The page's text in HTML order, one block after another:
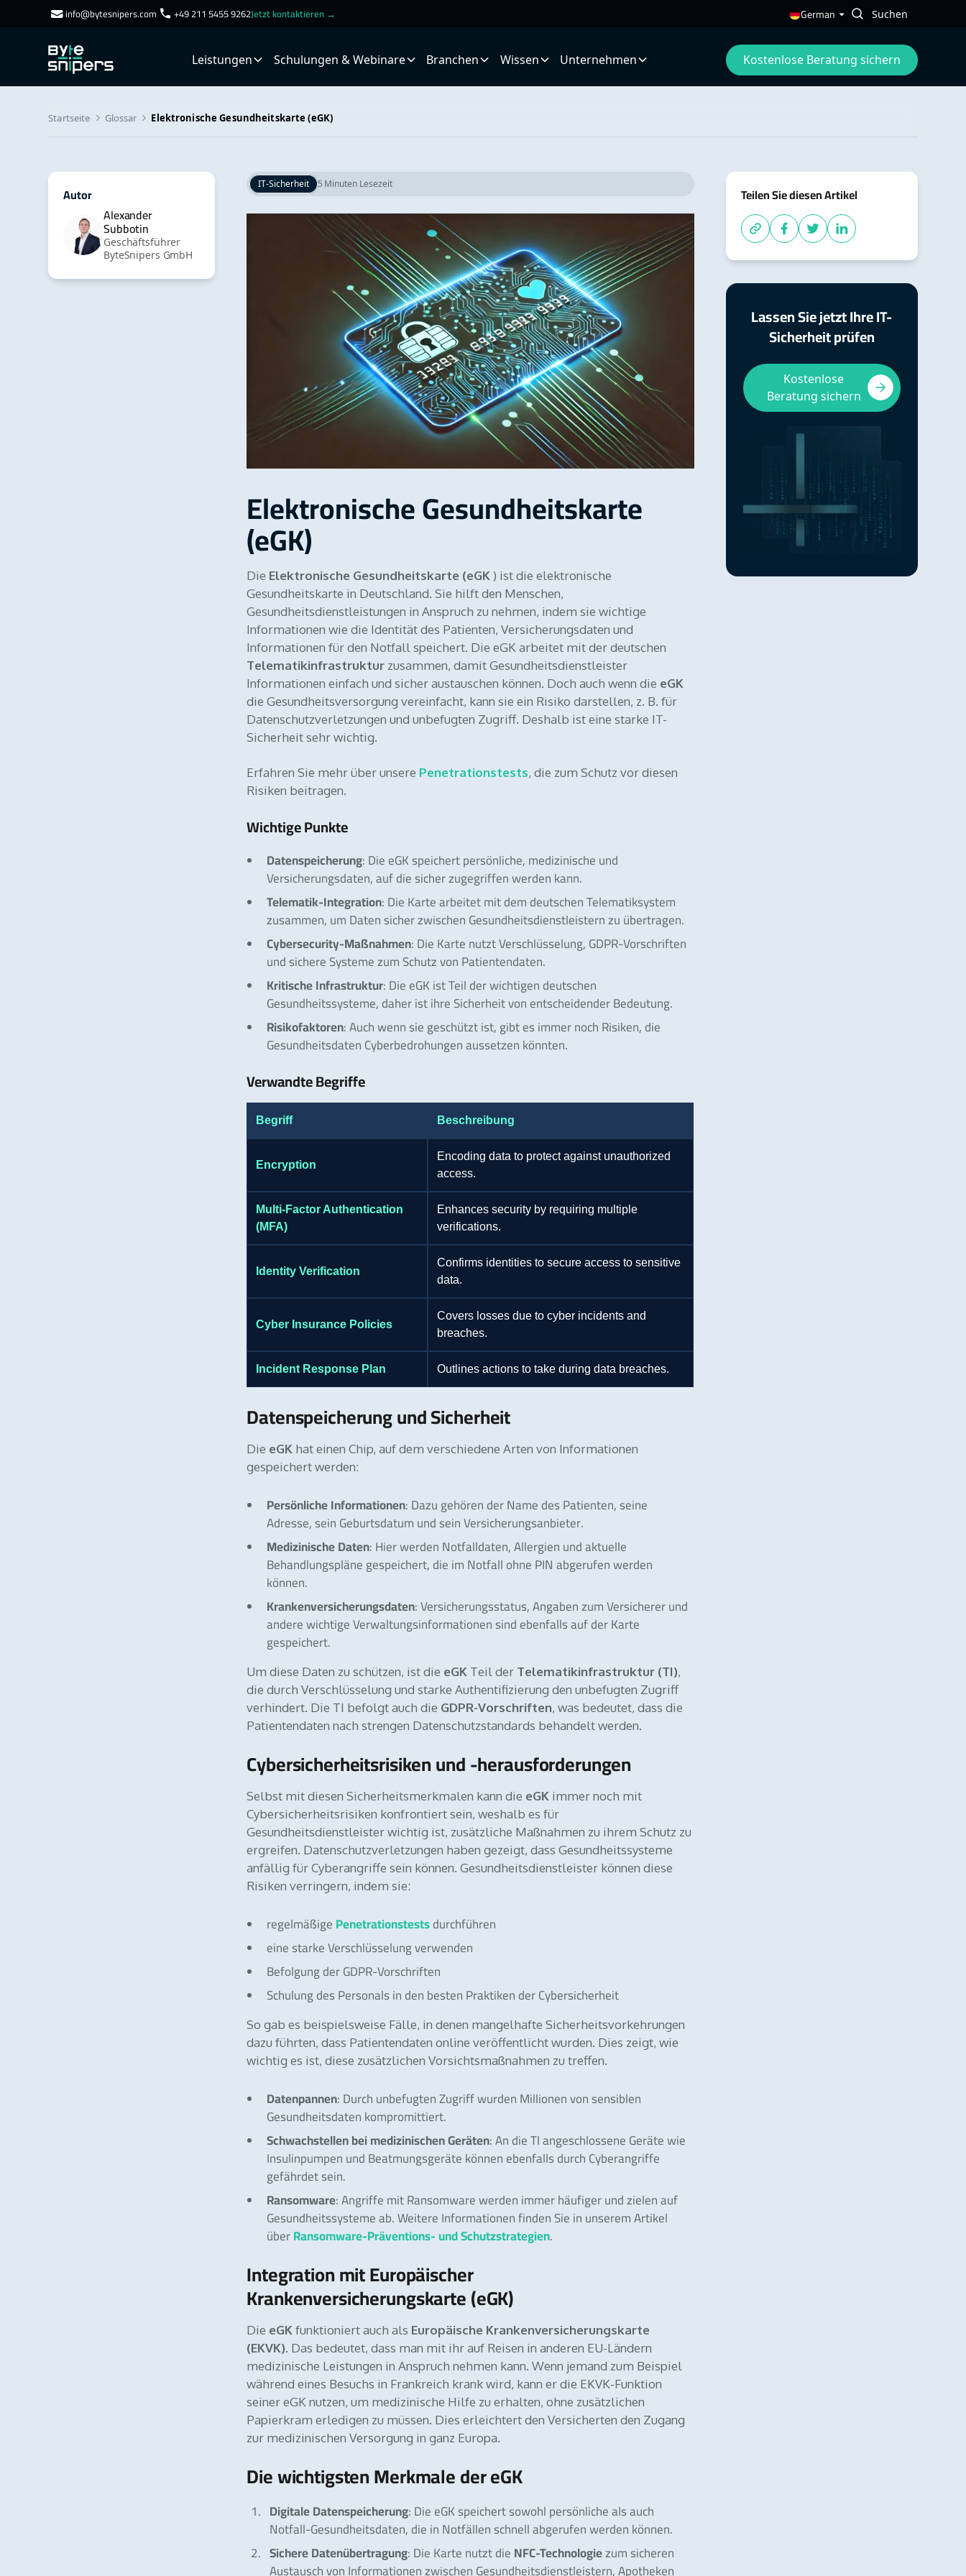
info@bytesnipers.com +49 211 5455 9262Jetzt kontaktieren → German
Leistungen Schulungen & Webinare Branchen Wissen Unternehmen Kostenlose Beratung sichern
Startseite Glossar Elektronische Gesundheitskarte (eGK)
Autor
Alexander
Subbotin
Geschäftsführer
ByteSnipers GmbH
IT-Sicherheit 5 Minuten Lesezeit
Elektronische Gesundheitskarte
(eGK)
Die Elektronische Gesundheitskarte (eGK ) ist die elektronische
Gesundheitskarte in Deutschland. Sie hilft den Menschen,
Gesundheitsdienstleistungen in Anspruch zu nehmen, indem sie wichtige
Informationen wie die Identität des Patienten, Versicherungsdaten und
Informationen für den Notfall speichert. Die eGK arbeitet mit der deutschen
Telematikinfrastruktur zusammen, damit Gesundheitsdienstleister
Informationen einfach und sicher austauschen können. Doch auch wenn die eGK
die Gesundheitsversorgung vereinfacht, kann sie ein Risiko darstellen, z. B. für
Datenschutzverletzungen und unbefugten Zugriff. Deshalb ist eine starke IT-
Sicherheit sehr wichtig.
Erfahren Sie mehr über unsere Penetrationstests, die zum Schutz vor diesen
Risiken beitragen.
Wichtige Punkte
Datenspeicherung: Die eGK speichert persönliche, medizinische und
Versicherungsdaten, auf die sicher zugegriffen werden kann.
Telematik-Integration: Die Karte arbeitet mit dem deutschen Telematiksystem
zusammen, um Daten sicher zwischen Gesundheitsdienstleistern zu übertragen.
Cybersecurity-Maßnahmen: Die Karte nutzt Verschlüsselung, GDPR-Vorschriften
und sichere Systeme zum Schutz von Patientendaten.
Kritische Infrastruktur: Die eGK ist Teil der wichtigen deutschen
Gesundheitssysteme, daher ist ihre Sicherheit von entscheidender Bedeutung.
Risikofaktoren: Auch wenn sie geschützt ist, gibt es immer noch Risiken, die
Gesundheitsdaten Cyberbedrohungen aussetzen könnten.
Verwandte Begriffe
Begriff Beschreibung
Encryption
Encoding data to protect against unauthorized
access.
Multi-Factor Authentication
(MFA)
Enhances security by requiring multiple
verifications.
Identity Verification
Confirms identities to secure access to sensitive
data.
Cyber Insurance Policies
Covers losses due to cyber incidents and
breaches.
Incident Response Plan Outlines actions to take during data breaches.
Datenspeicherung und Sicherheit
Die eGK hat einen Chip, auf dem verschiedene Arten von Informationen
gespeichert werden:
Persönliche Informationen: Dazu gehören der Name des Patienten, seine
Adresse, sein Geburtsdatum und sein Versicherungsanbieter.
Medizinische Daten: Hier werden Notfalldaten, Allergien und aktuelle
Behandlungspläne gespeichert, die im Notfall ohne PIN abgerufen werden
können.
Krankenversicherungsdaten: Versicherungsstatus, Angaben zum Versicherer und
andere wichtige Verwaltungsinformationen sind ebenfalls auf der Karte
gespeichert.
Um diese Daten zu schützen, ist die eGK Teil der Telematikinfrastruktur (TI),
die durch Verschlüsselung und starke Authentifizierung den unbefugten Zugriff
verhindert. Die TI befolgt auch die GDPR-Vorschriften, was bedeutet, dass die
Patientendaten nach strengen Datenschutzstandards behandelt werden.
Cybersicherheitsrisiken und -herausforderungen
Selbst mit diesen Sicherheitsmerkmalen kann die eGK immer noch mit
Cybersicherheitsrisiken konfrontiert sein, weshalb es für
Gesundheitsdienstleister wichtig ist, zusätzliche Maßnahmen zu ihrem Schutz zu
ergreifen. Datenschutzverletzungen haben gezeigt, dass Gesundheitssysteme
anfällig für Cyberangriffe sein können. Gesundheitsdienstleister können diese
Risiken verringern, indem sie:
regelmäßige Penetrationstests durchführen
eine starke Verschlüsselung verwenden
Befolgung der GDPR-Vorschriften
Schulung des Personals in den besten Praktiken der Cybersicherheit
So gab es beispielsweise Fälle, in denen mangelhafte Sicherheitsvorkehrungen
dazu führten, dass Patientendaten online veröffentlicht wurden. Dies zeigt, wie
wichtig es ist, diese zusätzlichen Vorsichtsmaßnahmen zu treffen.
Datenpannen: Durch unbefugten Zugriff wurden Millionen von sensiblen
Gesundheitsdaten kompromittiert.
Schwachstellen bei medizinischen Geräten: An die TI angeschlossene Geräte wie
Insulinpumpen und Beatmungsgeräte können ebenfalls durch Cyberangriffe
gefährdet sein.
Ransomware: Angriffe mit Ransomware werden immer häufiger und zielen auf
Gesundheitssysteme ab. Weitere Informationen finden Sie in unserem Artikel
über Ransomware-Präventions- und Schutzstrategien.
Integration mit Europäischer
Krankenversicherungskarte (eGK)
Die eGK funktioniert auch als Europäische Krankenversicherungskarte
(EKVK). Das bedeutet, dass man mit ihr auf Reisen in anderen EU-Ländern
medizinische Leistungen in Anspruch nehmen kann. Wenn jemand zum Beispiel
während eines Besuchs in Frankreich krank wird, kann er die EKVK-Funktion
seiner eGK nutzen, um medizinische Hilfe zu erhalten, ohne zusätzlichen
Papierkram erledigen zu müssen. Dies erleichtert den Versicherten den Zugang
zur medizinischen Versorgung in ganz Europa.
Die wichtigsten Merkmale der eGK
Digitale Datenspeicherung: Die eGK speichert sowohl persönliche als auch
Notfall-Gesundheitsdaten, die in Notfällen schnell abgerufen werden können.
Sichere Datenübertragung: Die Karte nutzt die NFC-Technologiezum sicheren
Austausch von Informationen zwischen Gesundheitsdienstleistern, Apotheken
Teilen Sie diesen Artikel
Lassen Sie jetzt Ihre IT-
Sicherheit prüfen
Kostenlose
Beratung sichern